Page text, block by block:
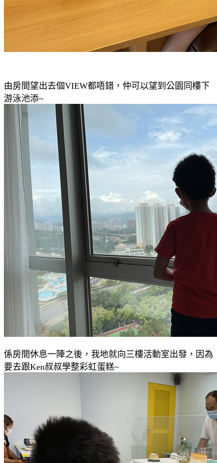
由房間望出去個VIEW都唔錯，仲可以望到公園同樓下
游泳池添~
係房間休息一陣之後，我地就向三樓活動室出發，因為
要去跟Ken叔叔學整彩虹蛋糕~